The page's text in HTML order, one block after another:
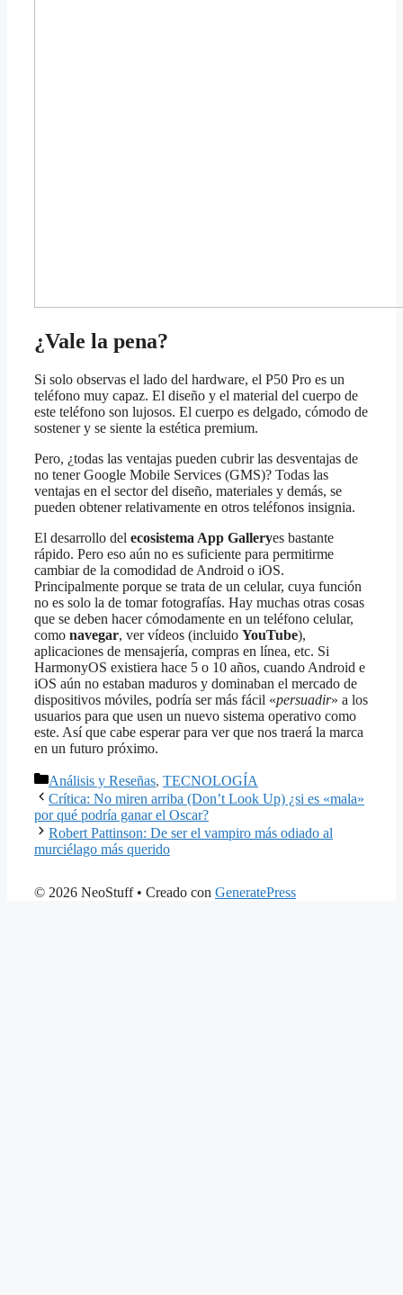
¿Vale la pena?
Si solo observas el lado del hardware, el P50 Pro es un
teléfono muy capaz. El diseño y el material del cuerpo de
este teléfono son lujosos. El cuerpo es delgado, cómodo de
sostener y se siente la estética premium.
Pero, ¿todas las ventajas pueden cubrir las desventajas de
no tener Google Mobile Services (GMS)? Todas las
ventajas en el sector del diseño, materiales y demás, se
pueden obtener relativamente en otros teléfonos insignia.
El desarrollo del ecosistema App Galleryes bastante
rápido. Pero eso aún no es suficiente para permitirme
cambiar de la comodidad de Android o iOS.
Principalmente porque se trata de un celular, cuya función
no es solo la de tomar fotografías. Hay muchas otras cosas
que se deben hacer cómodamente en un teléfono celular,
como navegar, ver vídeos (incluido YouTube),
aplicaciones de mensajería, compras en línea, etc. Si
HarmonyOS existiera hace 5 o 10 años, cuando Android e
iOS aún no estaban maduros y dominaban el mercado de
dispositivos móviles, podría ser más fácil «persuadir» a los
usuarios para que usen un nuevo sistema operativo como
este. Así que cabe esperar para ver que nos traerá la marca
en un futuro próximo.
Categorías
Análisis y Reseñas, TECNOLOGÍA
Crítica: No miren arriba (Don’t Look Up) ¿si es «mala»
por qué podría ganar el Oscar?
Robert Pattinson: De ser el vampiro más odiado al
murciélago más querido
© 2026 NeoStuff• Creado con GeneratePress